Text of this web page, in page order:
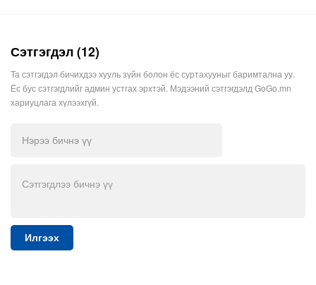
Сэтгэгдэл (12)
Та сэтгэгдэл бичихдээ хууль зүйн болон ёс суртахууныг баримтална уу.
Ёс бус сэтгэгдлийг админ устгах эрхтэй. Мэдээний сэтгэгдэлд GoGo.mn
хариуцлага хүлээхгүй.
Илгээх